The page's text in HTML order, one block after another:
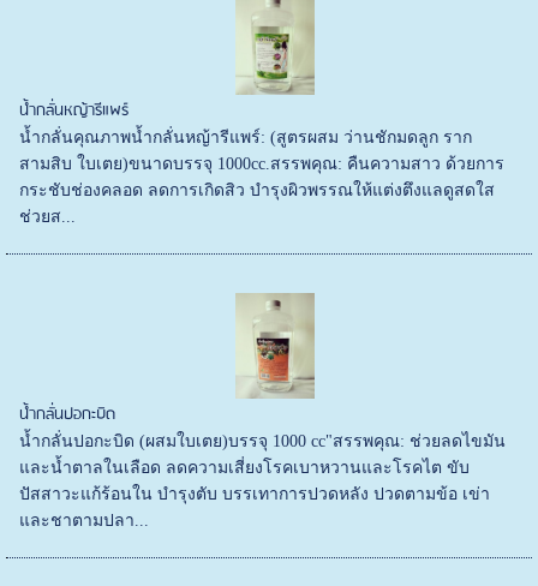
น้ำกลั่นหญ้ารีแพร์
น้ำกลั่นคุณภาพน้ำกลั่นหญ้ารีแพร์: (สูตรผสม ว่านชักมดลูก ราก
สามสิบ ใบเตย)ขนาดบรรจุ 1000cc.สรรพคุณ: คืนความสาว ด้วยการ
กระชับช่องคลอด ลดการเกิดสิว บำรุงผิวพรรณให้แต่งตึงแลดูสดใส
ช่วยส...
น้ำกลั่นปอกะบิด
น้ำกลั่นปอกะบิด (ผสมใบเตย)บรรจุ 1000 cc"สรรพคุณ: ช่วยลดไขมัน
และน้ำตาลในเลือด ลดความเสี่ยงโรคเบาหวานและโรคไต ขับ
ปัสสาวะแก้ร้อนใน บำรุงตับ บรรเทาการปวดหลัง ปวดตามข้อ เข่า
และชาตามปลา...